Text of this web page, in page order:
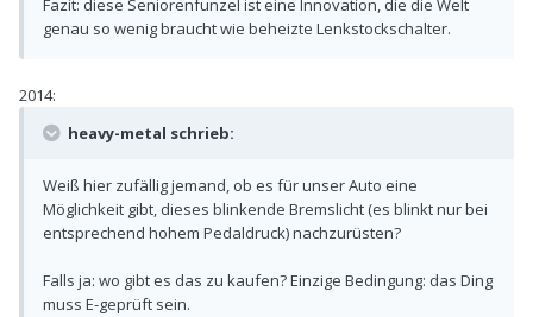
Fazit: diese Seniorenfunzel ist eine Innovation, die die Welt
genau so wenig braucht wie beheizte Lenkstockschalter.
2014:
heavy-metal schrieb:
Weiß hier zufällig jemand, ob es für unser Auto eine
Möglichkeit gibt, dieses blinkende Bremslicht (es blinkt nur bei
entsprechend hohem Pedaldruck) nachzurüsten?
Falls ja: wo gibt es das zu kaufen? Einzige Bedingung: das Ding
muss E-geprüft sein.